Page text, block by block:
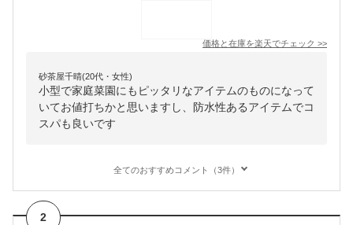
価格と在庫を楽天でチェック >>
砂茶屋千晴(20代・女性)
小型で家庭菜園にもピッタリなアイテムのものになって
いてお値打ちかと思いますし、防水性あるアイテムでコ
スパも良いです
全てのおすすめコメント（3件）
2